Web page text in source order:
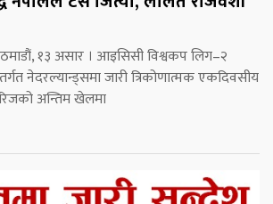
१३ असार । आइसिसी विश्वकप लिग–२
नेदरल्यान्ड्समा जारी त्रिकोणात्मक एकदिवसीय
अन्तिम खेलमा